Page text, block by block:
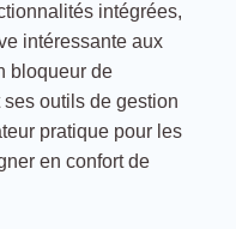
intégrées,
intéressante aux
bloqueur de
outils de gestion
pratique pour les
en confort de